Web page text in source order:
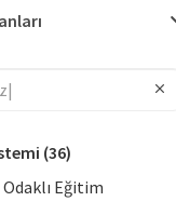
(36)
Odaklı Eğitim